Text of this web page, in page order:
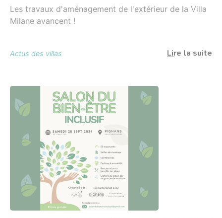
Les travaux d'aménagement de l'extérieur de la Villa
Milane avancent !
Actus des villas Lire la suite